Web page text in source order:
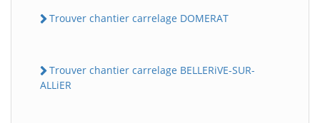
Trouver chantier carrelage DOMERAT
Trouver chantier carrelage BELLERiVE-SUR-
ALLiER